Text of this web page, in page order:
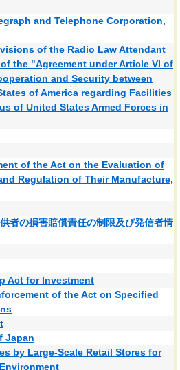
and Telephone Corporation,
of the Radio Law Attendant
the "Agreement under Article VI of
and Security between
of America regarding Facilities
of United States Armed Forces in
of the Act on the Evaluation of
Regulation of Their Manufacture,
者の損害賠償責任の制限及び発信者情
Act for Investment
of the Act on Specified
Japan
by Large-Scale Retail Stores for